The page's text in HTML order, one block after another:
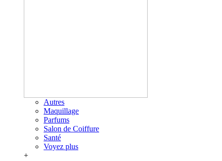
Autres
Maquillage
Parfums
Salon de Coiffure
Santé
Voyez plus
+